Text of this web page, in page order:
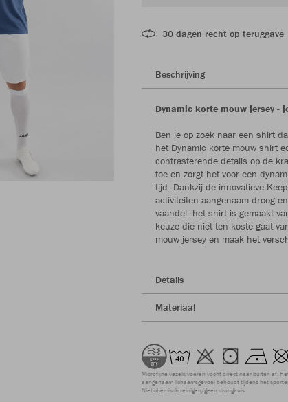
30 dagen recht op teruggave
Beschrijving
Dynamic korte mouw jersey -
Ben je op zoek naar een shirt
het Dynamic korte mouw shirt
contrasterende details op de
toe en zorgt het voor een
tijd. Dankzij de innovatieve
activiteiten aangenaam droog
vaandel: het shirt is gemaakt
keuze die niet ten koste gaat
mouw jersey en maak het
Details
Materiaal
Microfijne vezels voeren vocht direct naar buiten af.
aangenaam lichaamsgevoel behoudt tijdens het
Niet chemisch reinigen/geen droogkuis